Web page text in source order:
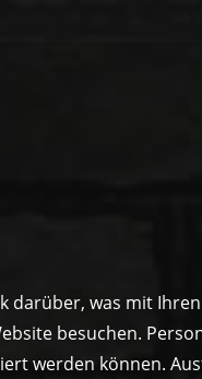
darüber, was mit Ihren
besuchen.
werden können.